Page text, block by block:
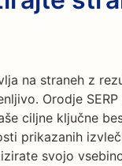
na straneh z
Orodje
ciljne ključne
prikazanih
svojo